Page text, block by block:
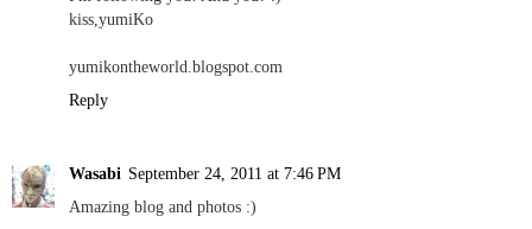
kiss,yumiKo
yumikontheworld.blogspot.com
Reply
Wasabi September 24, 2011 at 7:46 PM
Amazing blog and photos :)